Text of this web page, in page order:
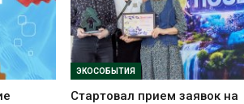
ЭКОСОБЫТИЯ
Стартовал прием заявок на